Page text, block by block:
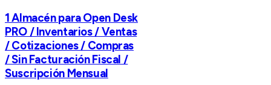
1 Almacén para Open Desk
PRO / Inventarios / Ventas
/ Cotizaciones / Compras
/ Sin Facturación Fiscal /
Suscripción Mensual